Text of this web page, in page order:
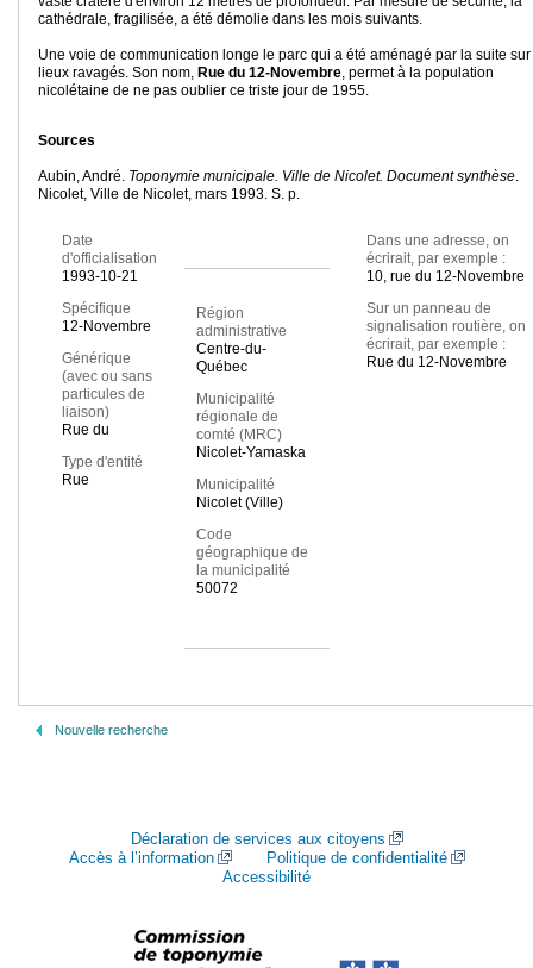
cathédrale, fragilisée, a été démolie dans les mois suivants.
Une voie de communication longe le parc qui a été aménagé par la suite
lieux ravagés. Son nom, Rue du 12-Novembre, permet à la population
nicolétaine de ne pas oublier ce triste jour de 1955.
Sources
Aubin, André. Toponymie municipale. Ville de Nicolet. Document synthèse.
Nicolet, Ville de Nicolet, mars 1993. S. p.
Date
d'officialisation
1993-10-21
Spécifique
12-Novembre
Générique
(avec ou sans
particules de
liaison)
Rue du
Type d'entité
Rue
Région
administrative
Centre-du-
Québec
Municipalité
régionale de
comté (MRC)
Nicolet-Yamaska
Municipalité
Nicolet (Ville)
Code
géographique de
la municipalité
50072
Dans une adresse, on
écrirait, par exemple :
10, rue du 12-Novembre
Sur un panneau de
signalisation routière, on
écrirait, par exemple :
Rue du 12-Novembre
Nouvelle recherche
Déclaration de services aux citoyens
Accès à l’information
Politique de confidentialité
Accessibilité